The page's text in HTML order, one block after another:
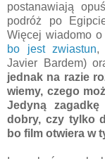
postanawiają
podróż po
Więcej wiadomo o
bo jest zwiastun,
Javier Bardem)
jednak na razie
wiemy, czego
Jedyną
dobry, czy tylko
bo film otwiera w